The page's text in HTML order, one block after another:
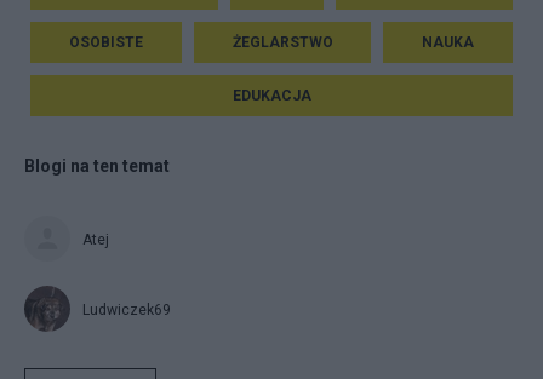
OSOBISTE ŻEGLARSTWO NAUKA
EDUKACJA
Blogi na ten temat
Atej
Ludwiczek69